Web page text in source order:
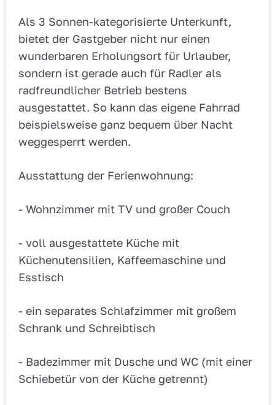
Als 3 Sonnen-kategorisierte Unterkunft,
bietet der Gastgeber nicht nur einen
wunderbaren Erholungsort für Urlauber,
sondern ist gerade auch für Radler als
radfreundlicher Betrieb bestens
ausgestattet. So kann das eigene Fahrrad
beispielsweise ganz bequem über Nacht
weggesperrt werden.
Ausstattung der Ferienwohnung:
- Wohnzimmer mit TV und großer Couch
- voll ausgestattete Küche mit
Küchenutensilien, Kaffeemaschine und
Esstisch
- ein separates Schlafzimmer mit großem
Schrank und Schreibtisch
- Badezimmer mit Dusche und WC (mit einer
Schiebetür von der Küche getrennt)